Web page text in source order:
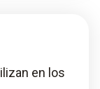
en los